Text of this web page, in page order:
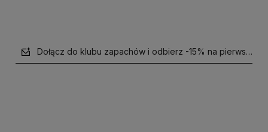
Dołącz do klubu zapachów i odbierz -15% na pierwsze